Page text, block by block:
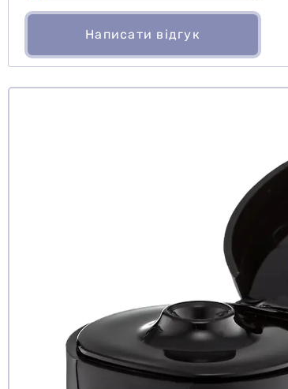
Написати відгук